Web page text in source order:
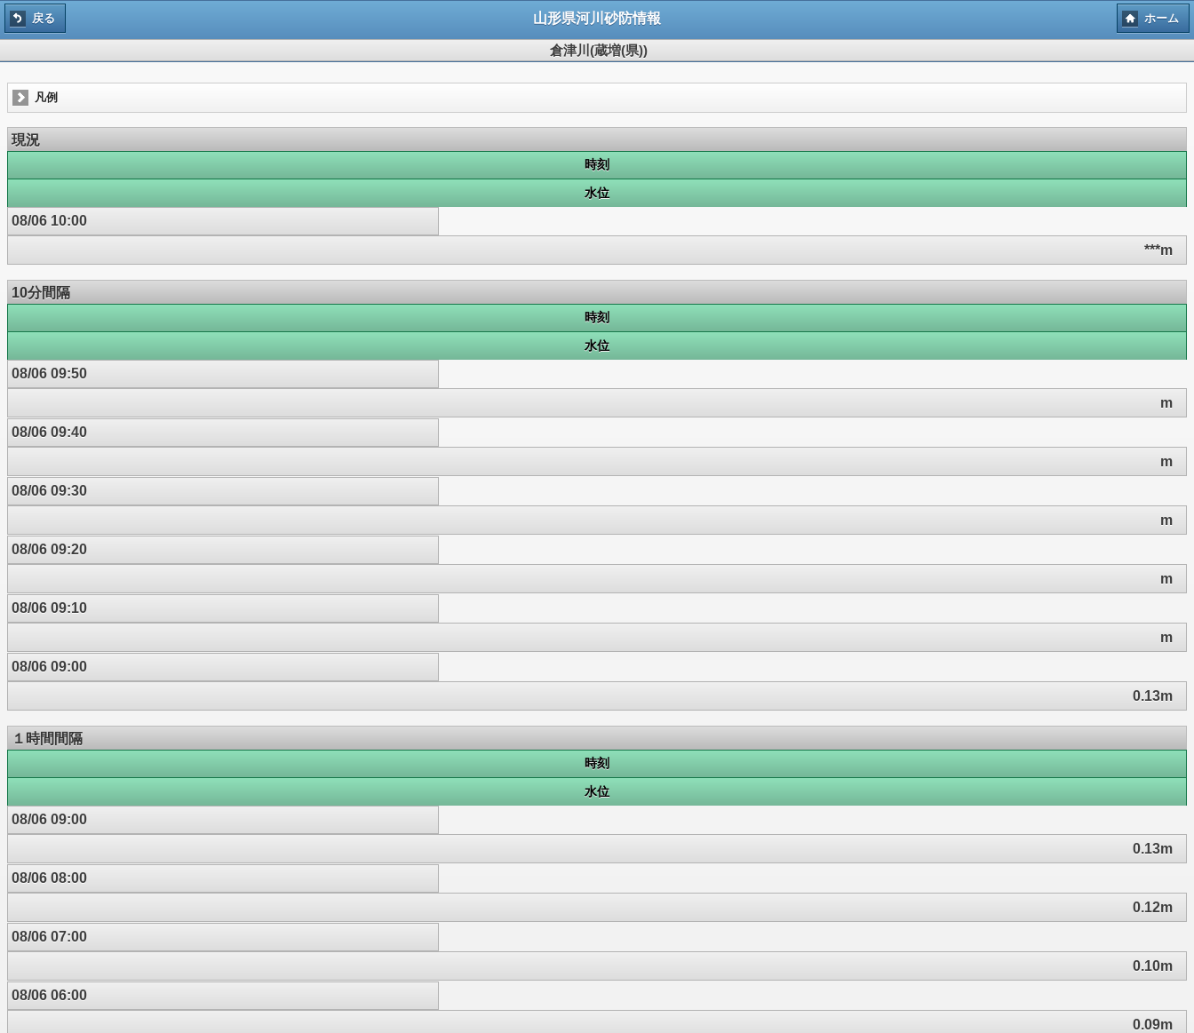
戻る 山形県河川砂防情報 ホーム
倉津川(蔵増(県))
凡例
現況
時刻
水位
08/06 10:00
***m
10分間隔
時刻
水位
08/06 09:50
m
08/06 09:40
m
08/06 09:30
m
08/06 09:20
m
08/06 09:10
m
08/06 09:00
0.13m
１時間間隔
時刻
水位
08/06 09:00
0.13m
08/06 08:00
0.12m
08/06 07:00
0.10m
08/06 06:00
0.09m